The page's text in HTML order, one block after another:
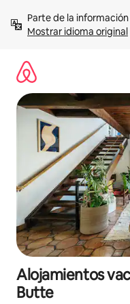
contenidoMostrar idioma original
Alojamientos
Butte